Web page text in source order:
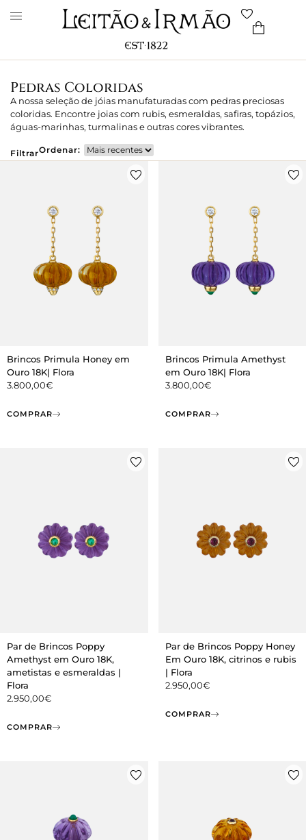
Pedras Coloridas
A nossa seleção de jóias manufaturadas com pedras preciosas
coloridas. Encontre joias com rubis, esmeraldas, safiras, topázios,
águas-marinhas, turmalinas e outras cores vibrantes.
FiltrarOrdenar:
Brincos Primula Honey em
Ouro 18K| Flora
3.800,00€
COMPRAR
Brincos Primula Amethyst
em Ouro 18K| Flora
3.800,00€
COMPRAR
Par de Brincos Poppy
Amethyst em Ouro 18K,
ametistas e esmeraldas |
Flora
2.950,00€
COMPRAR
Par de Brincos Poppy Honey
Em Ouro 18K, citrinos e rubis
| Flora
2.950,00€
COMPRAR